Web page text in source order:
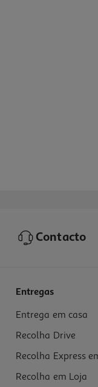
Contacto
Entregas
Entrega em casa
Recolha Drive
Recolha Express
Recolha em Loja